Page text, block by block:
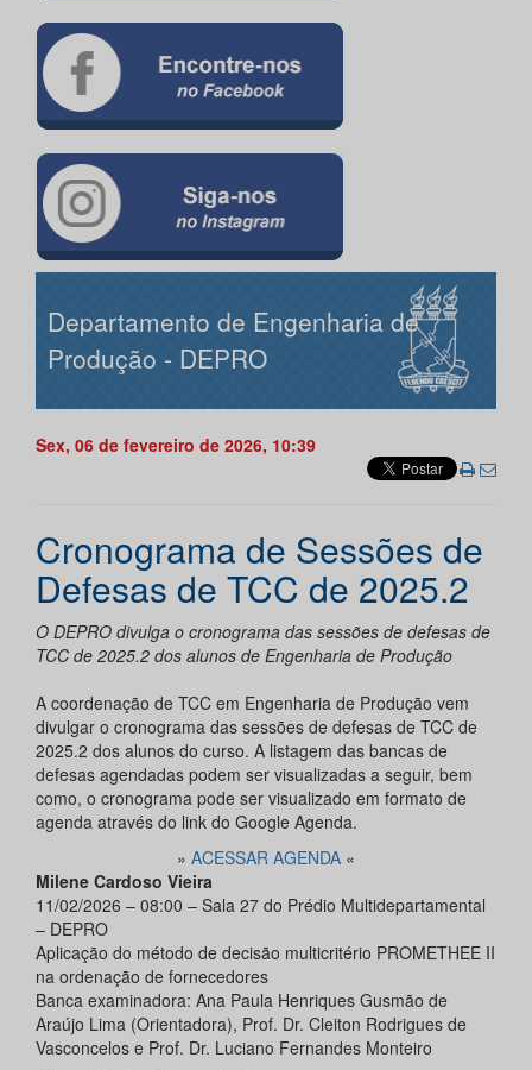
Departamento de Engenharia de
Produção - DEPRO
Sex, 06 de fevereiro de 2026, 10:39
Cronograma de Sessões de
Defesas de TCC de 2025.2
O DEPRO divulga o cronograma das sessões de defesas de
TCC de 2025.2 dos alunos de Engenharia de Produção
A coordenação de TCC em Engenharia de Produção vem
divulgar o cronograma das sessões de defesas de TCC de
2025.2 dos alunos do curso. A listagem das bancas de
defesas agendadas podem ser visualizadas a seguir, bem
como, o cronograma pode ser visualizado em formato de
agenda através do link do Google Agenda.
» ACESSAR AGENDA «
Milene Cardoso Vieira
11/02/2026 – 08:00 – Sala 27 do Prédio Multidepartamental
– DEPRO
Aplicação do método de decisão multicritério PROMETHEE II
na ordenação de fornecedores
Banca examinadora: Ana Paula Henriques Gusmão de
Araújo Lima (Orientadora), Prof. Dr. Cleiton Rodrigues de
Vasconcelos e Prof. Dr. Luciano Fernandes Monteiro